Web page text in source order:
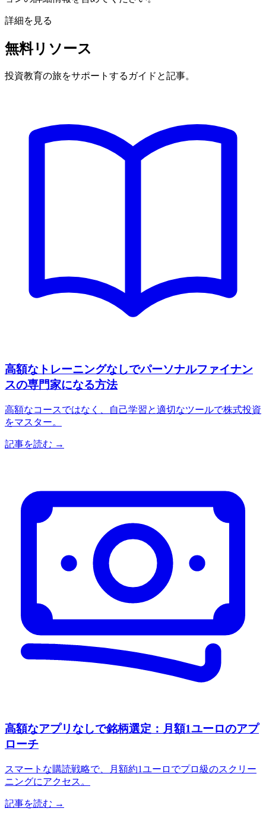
詳細を見る
無料リソース
投資教育の旅をサポートするガイドと記事。
高額なトレーニングなしでパーソナルファイナン
スの専門家になる方法
高額なコースではなく、自己学習と適切なツールで株式投資
をマスター。
記事を読む →
高額なアプリなしで銘柄選定：月額1ユーロのアプ
ローチ
スマートな購読戦略で、月額約1ユーロでプロ級のスクリー
ニングにアクセス。
記事を読む →